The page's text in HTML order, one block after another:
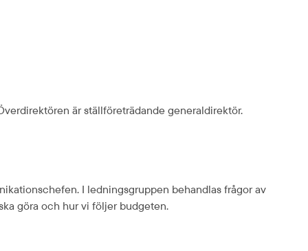
är ställföre­trädande generaldirektör.
I ledningsgruppen behandlas frågor av
göra och hur vi följer budgeten.